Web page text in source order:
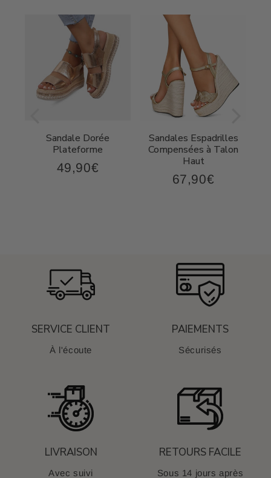
Sandale Dorée
Plateforme
Prix
49,90€
Sandales Espadrilles
Compensées à Talon
Haut
Prix
67,90€
SERVICE CLIENT
À l'écoute
PAIEMENTS
Sécurisés
LIVRAISON
Avec suivi
RETOURS FACILE
Sous 14 jours après